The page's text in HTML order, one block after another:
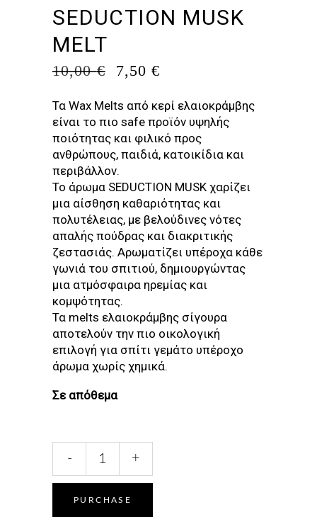
SEDUCTION MUSK
MELT
10,00€
ORIGINAL
WAS:
10,00 €.
7,50€
ΤΙΜΉ
ΕΊΝΑΙ:
7,50 €.
Τα Wax Μelts από κερί ελαιοκράμβης
είναι το πιο safe προϊόν υψηλής
ποιότητας και φιλικό προς
ανθρώπους, παιδιά, κατοικίδια και
περιβάλλον.
To άρωμα SEDUCTION MUSK χαρίζει
μια αίσθηση καθαριότητας και
πολυτέλειας, με βελούδινες νότες
απαλής πούδρας και διακριτικής
ζεστασιάς. Αρωματίζει υπέροχα κάθε
γωνιά του σπιτιού, δημιουργώντας
μια ατμόσφαιρα ηρεμίας και
κομψότητας.
Τα melts ελαιοκράμβης σίγουρα
αποτελούν την πιο οικολογική
επιλογή για σπίτι γεμάτο υπέροχο
άρωμα χωρίς χημικά.
Σε απόθεμα
MELT
quantity
- +
PURCHASE